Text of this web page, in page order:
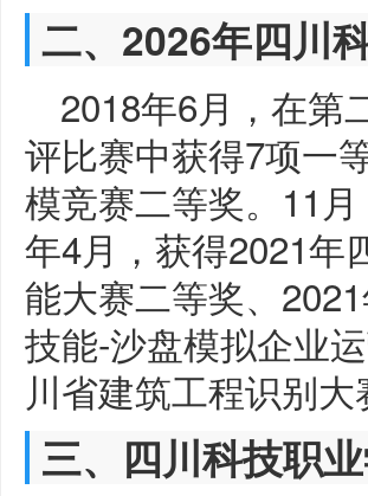
二、2026年四川
2018年6月，在第
评比赛中获得7项一
模竞赛二等奖。11
年4月，获得2021年
能大赛二等奖、
技能-沙盘模拟企业
川省建筑工程识别
三、四川科技职